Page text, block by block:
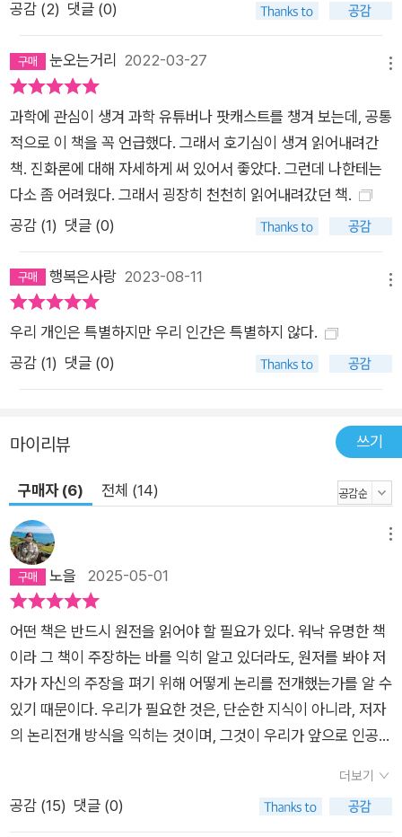
이다. 하지만 나는 종이라는 것은 불변하는 존재가 아니며, 하나
의 종에서 나온 것으로 인정받는 변종들이 그 종의 자손들인 것과
마찬가지로, 소위 동일한 속(屬)이라고 부르는 집단에 속해 있는
종들은 어떤 다른(대개는 멸절한) 종의 직계 자손들이라는 점을
완전히 확신하고 있다. 더 나아가 나는 자연 선택이 이 변화)의 유
일한 방법은 아니지만 주된 방법이라는 것을 확신한다. -찰스 다
윈 어느덧 이 땅에도 바야흐로 ‘생물학의 세기’가 찾아왔습니다.
그러나 섭섭하게도 이 나라에서 생물학을 하는 대부분의 학자는
엄밀한 의미에서 생물학자가 아닙니다. 생물을 연구 대상으로 화
학이나 물리학을 하는 자연 과학자들입니다. 그러다 보니 서양과
달리 상당수의 생물학과 혹은 생명 과학과 교수들은 다윈의 진화
론에 정통하지 않습니다. 일반 생물학 수업을 하면서 정작 진화
부분은 가르치지 않고 자기 학습 과제로 내주는 교수들이 의외로
많습니다. 일반 독자는 둘째 치더라도 저는 우선 이 땅의 생물학
지 않습니다. 이제 드디어 다윈의 저서들을 제대로 된 우리말 번
역으로 읽을 수 있게 됐습니다. 모름지기 다윈을 읽지 않고 생물
을 연구한다는 것은 거의 성경이나 코란을 읽지 않고 성직자가 되
는 것에 진배없다고 생각합니다. 이제 모두 떳떳하고 당당한 생물
학자가 되시기 바랍니다. -최재천(다윈 포럼 대표, 이화 여자 대
학교 석좌 교수) 이렇게 멋진 과학 고전이 그동안 우리 국내 독자
들에게 낯설게 느껴졌던 것은 참으로 안타까운 일이다. 가장 큰
이유는 아마도『종의 기원』의 번역이 제대로 이뤄져 있지 않았기
때문일 것이다. 몇몇 번역본이 시중에 나와 있긴 하지만, 정확하
면서도 일반 독자들의 눈높이를 고려한 번역 정본이랄 만한 것이
없었다. 진화학자로서 늘 마음이 불편하고 죄송스러운 상황이었
다. 10여 년 전, 다윈의 주요 저작의 번역 정본을 만들자는 취지하
에 몇몇 진화학자들로 구성된 ‘다윈 포럼’이 꾸려졌고『종의 기원』
은 영광스럽게도 내 몫이 되었다. 번역 정본을 위해 우리는『종의
기원』의 판본들(총 6판) 중 저자의 독창성과 과감함이 가장 잘 드
공감 (2) 댓글 (0)
눈오는거리 2022-03-27
과학에 관심이 생겨 과학 유튜버나 팟캐스트를 챙겨 보는데, 공통
적으로 이 책을 꼭 언급했다. 그래서 호기심이 생겨 읽어내려간
책. 진화론에 대해 자세하게 써 있어서 좋았다. 그런데 나한테는
다소 좀 어려웠다. 그래서 굉장히 천천히 읽어내려갔던 책.
공감 (1) 댓글 (0)
행복은사랑 2023-08-11
우리 개인은 특별하지만 우리 인간은 특별하지 않다.
공감 (1) 댓글 (0)
마이리뷰 쓰기
구매자 (6) 전체 (14)
노을 2025-05-01
어떤 책은 반드시 원전을 읽어야 할 필요가 있다. 워낙 유명한 책
이라 그 책이 주장하는 바를 익히 알고 있더라도, 원저를 봐야 저
자가 자신의 주장을 펴기 위해 어떻게 논리를 전개했는가를 알 수
있기 때문이다. 우리가 필요한 것은, 단순한 지식이 아니라, 저자
의 논리전개 방식을 익히는 것이며, 그것이 우리가 앞으로 인공지
다. 우리는 이 책 '종의 기원'을 찰스 다윈이 진화론을 주장한 책으
로 알고 있고, 갈라파고스의 핀치새가 진화론의 예시가 된다고 익
더보기
공감 (15) 댓글 (0)